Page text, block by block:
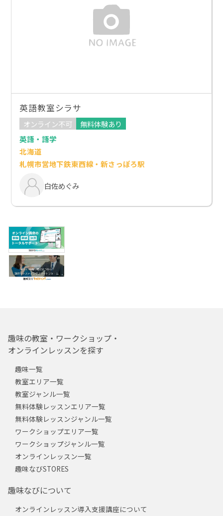
英語教室シラサ
オンライン不可
無料体験あり
英語・語学
北海道
札幌市営地下鉄東西線・新さっぽろ駅
白佐めぐみ
趣味の教室・ワークショップ・
オンラインレッスンを探す
趣味一覧
教室エリア一覧
教室ジャンル一覧
無料体験レッスンエリア一覧
無料体験レッスンジャンル一覧
ワークショップエリア一覧
ワークショップジャンル一覧
オンラインレッスン一覧
趣味なびSTORES
趣味なびについて
オンラインレッスン導入支援講座について